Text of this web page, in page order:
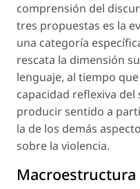
comprensión del
tres propuestas es la
una categoría
rescata la dimensión
lenguaje, al tiempo
capacidad reflexiva
producir sentido a
la de los demás
sobre la violencia.
Macroestructura